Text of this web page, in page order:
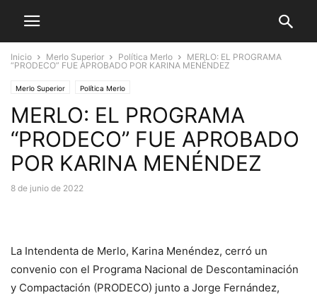
Inicio Merlo Superior Política Merlo
MERLO: EL PROGRAMA
“PRODECO” FUE APROBADO POR KARINA MENÉNDEZ
Merlo Superior Política Merlo
MERLO: EL PROGRAMA
“PRODECO” FUE APROBADO
POR KARINA MENÉNDEZ
8 de junio de 2022
La Intendenta de Merlo, Karina Menéndez, cerró un
convenio con el Programa Nacional de Descontaminación
y Compactación (PRODECO) junto a Jorge Fernández,